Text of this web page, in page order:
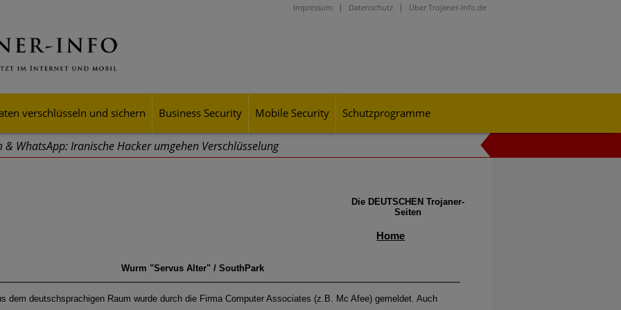
Impressum Datenschutz Über Trojaner-Info.de
verschlüsseln und sichern Business Security Mobile Security Schutzprogramme
& WhatsApp: Iranische Hacker umgehen Verschlüsselung
– Finanz- und Reisebranche betroffen
hat NETSCOUT die jüngsten Angriffe kommentiert
Die DEUTSCHEN Trojaner-
Seiten
Home
Wurm "Servus Alter" / SouthPark
dem deutschsprachigen Raum wurde durch die Firma Computer Associates (z.B. Mc Afee) gemeldet. Auch